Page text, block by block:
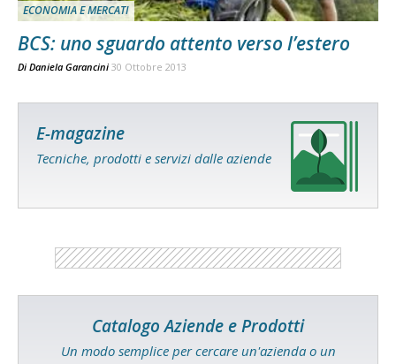
ECONOMIA E MERCATI
BCS: uno sguardo attento verso l’estero
Di Daniela Garancini 30 Ottobre 2013
E-magazine
Tecniche, prodotti e servizi dalle aziende
Catalogo Aziende e Prodotti
Un modo semplice per cercare un'azienda o un